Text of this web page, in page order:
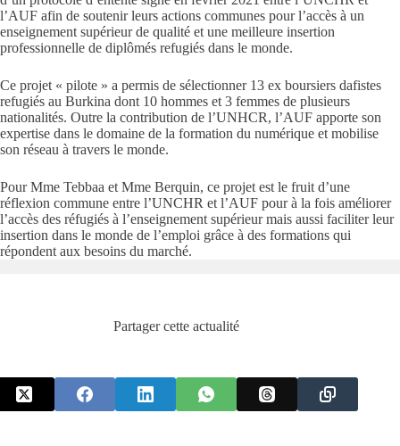
l’AUF afin de soutenir leurs actions communes pour l’accès à un
enseignement supérieur de qualité et une meilleure insertion
professionnelle de diplômés refugiés dans le monde.
Ce projet « pilote » a permis de sélectionner 13 ex boursiers dafistes
refugiés au Burkina dont 10 hommes et 3 femmes de plusieurs
nationalités. Outre la contribution de l’UNHCR, l’AUF apporte son
expertise dans le domaine de la formation du numérique et mobilise
son réseau à travers le monde.
Pour Mme Tebbaa et Mme Berquin, ce projet est le fruit d’une
réflexion commune entre l’UNCHR et l’AUF pour à la fois améliorer
l’accès des réfugiés à l’enseignement supérieur mais aussi faciliter leur
insertion dans le monde de l’emploi grâce à des formations qui
répondent aux besoins du marché.
Partager cette actualité